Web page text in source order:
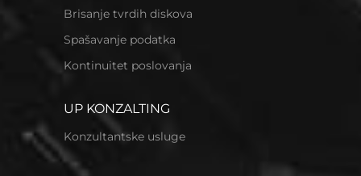
Brisanje tvrdih diskova
Spašavanje podatka
Kontinuitet poslovanja
UP KONZALTING
Konzultantske usluge